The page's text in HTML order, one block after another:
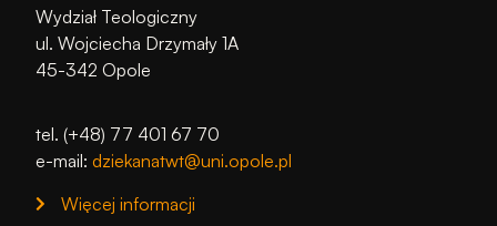
Wydział Teologiczny
ul. Wojciecha Drzymały 1A
45-342 Opole
tel. (+48) 77 401 67 70
e-mail: dziekanatwt@uni.opole.pl
Więcej informacji